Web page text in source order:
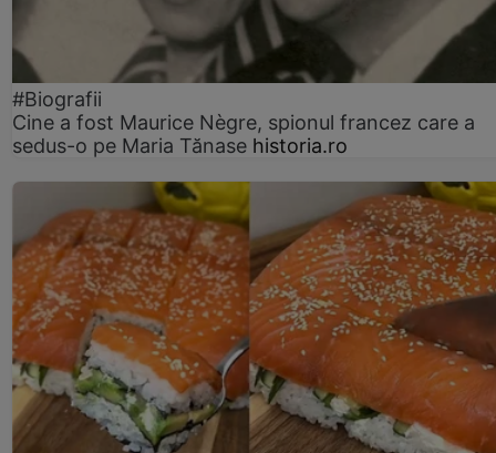
#Biografii
Cine a fost Maurice Nègre, spionul francez care a
sedus-o pe Maria Tănase historia.ro